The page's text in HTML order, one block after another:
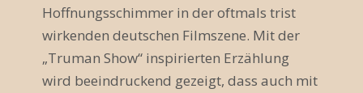
a
t
i
Hoffnungsschimmer in der oftmals trist
wirkenden deutschen Filmszene. Mit der
„Truman Show“ inspirierten Erzählung
wird beeindruckend gezeigt, dass auch mit